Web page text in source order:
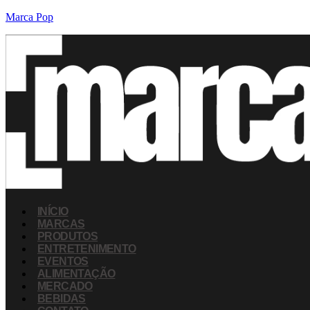
Marca Pop
INÍCIO
MARCAS
PRODUTOS
ENTRETENIMENTO
EVENTOS
ALIMENTAÇÃO
MERCADO
BEBIDAS